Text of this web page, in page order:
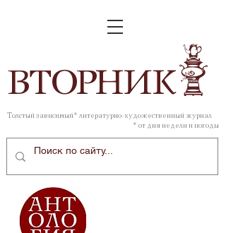
ВТОРНИК
Толстый зависимый* литературно-художественный журнал
* от дня недели и погоды